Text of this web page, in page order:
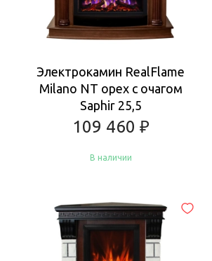
Электрокамин RealFlame
Milano NT орех с очагом
Saphir 25,5
109 460 ₽
В наличии
Купить